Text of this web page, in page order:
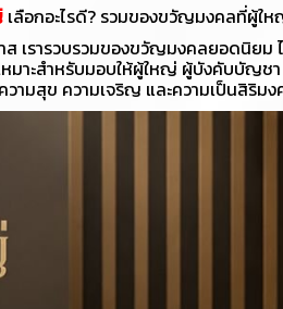
เลือกอะไรดี? รวมของขวัญมงคลที่ผู้ให
เรารวบรวมของขวัญมงคลยอดนิยม ไ
าะสำหรับมอบให้ผู้ใหญ่ ผู้บังคับบัญ
มสุข ความเจริญ และความเป็นสิริมง